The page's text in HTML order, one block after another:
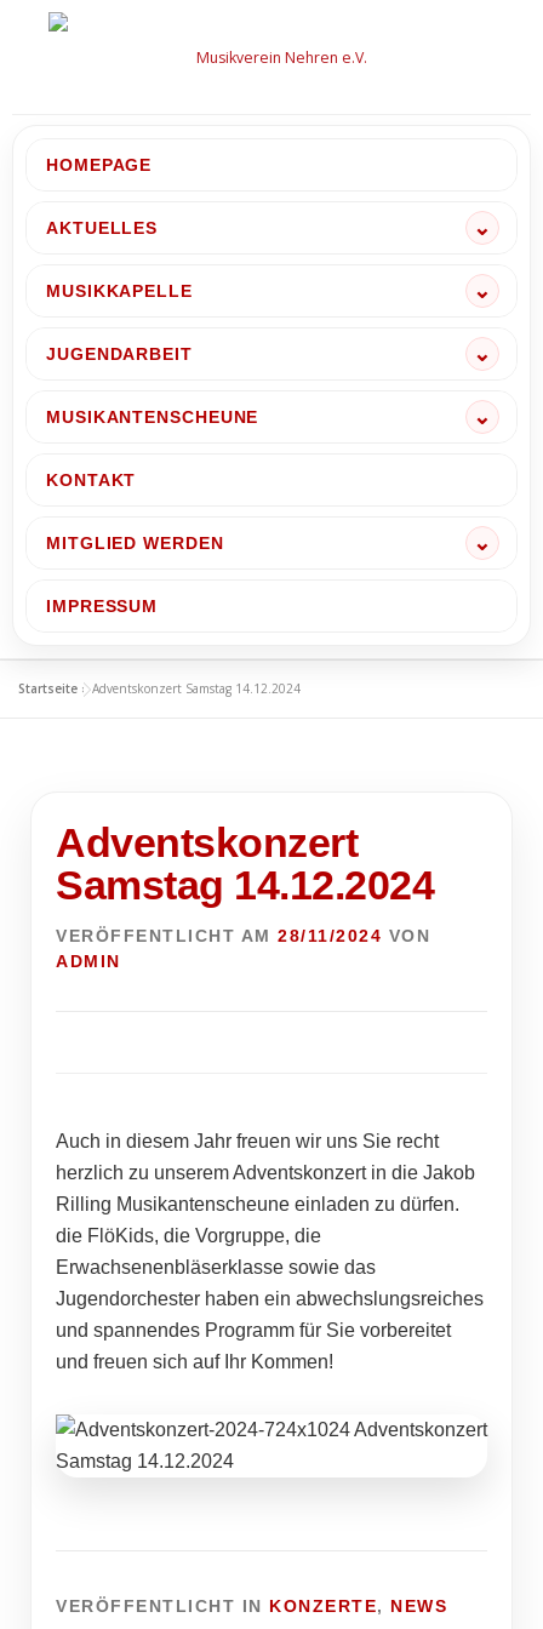
HOMEPAGE
AKTUELLES
MUSIKKAPELLE
JUGENDARBEIT
MUSIKANTENSCHEUNE
KONTAKT
MITGLIED WERDEN
IMPRESSUM
Startseite »Adventskonzert Samstag 14.12.2024
Adventskonzert
Samstag 14.12.2024
VERÖFFENTLICHT AM 28/11/2024 VON
ADMIN
Auch in diesem Jahr freuen wir uns Sie recht
herzlich zu unserem Adventskonzert in die Jakob
Rilling Musikantenscheune einladen zu dürfen.
die FlöKids, die Vorgruppe, die
Erwachsenenbläserklasse sowie das
Jugendorchester haben ein abwechslungsreiches
und spannendes Programm für Sie vorbereitet
und freuen sich auf Ihr Kommen!
VERÖFFENTLICHT IN KONZERTE, NEWS